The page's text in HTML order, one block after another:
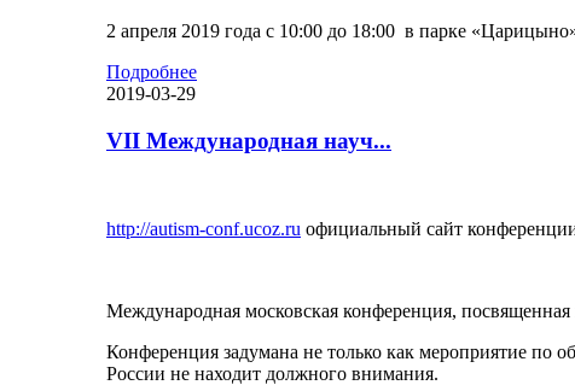
2 апреля 2019 года с 10:00 до 18:00 в парке
Подробнее
2019-03-29
VII Международная науч...
http://autism-conf.ucoz.ru официальный сайт
Международная московская конференция,
Конференция задумана не только как мероприятие по
России не находит должного внимания.